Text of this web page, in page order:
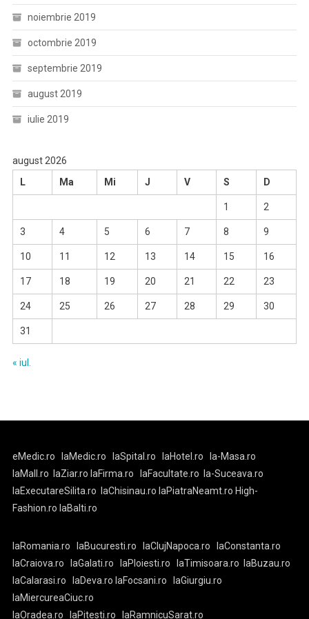
noiembrie 2019
octombrie 2019
septembrie 2019
august 2019
iulie 2019
august 2026
L
Ma Mi J V S D
1 2
3 4 5 6 7 8 9
10 11 12 13 14 15 16
17 18 19 20 21 22 23
24 25 26 27 28 29 30
31
« iul.
eMedic.ro laMedic.ro laSpital.ro laHotel.ro
la-Masa.ro
laMall.ro
laZiar.ro laFirma.ro laFacultate.ro
la-Suceava.ro
laExecutareSilita.ro
laChisinau.ro laPiatraNeamt.ro High-
Fashion.ro laBalti.ro
laRomania.ro laBucuresti.ro laClujNapoca.ro
laConstanta.ro
laCraiova.ro
laGalati.ro laPloiesti.ro laTimisoara.ro
laBuzau.ro
laCalarasi.ro
laDeva.ro laFocsani.ro
laGiurgiu.ro
laMiercureaCiuc.ro
laOradea.ro
laPitesti.ro laRamnicuSarat.ro